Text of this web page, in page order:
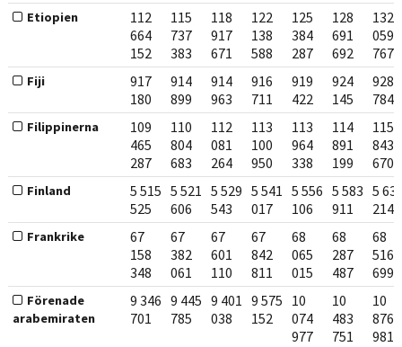
Etiopien
112
664
152
115
737
383
118
917
671
122
138
588
125
384
287
128
691
692
132
059
767
Fiji
917
180
914
899
914
963
916
711
919
422
924
145
928
784
Filippinerna
109
465
287
110
804
683
112
081
264
113
100
950
113
964
338
114
891
199
115
843
670
Finland
5 515
525
5 521
606
5 529
543
5 541
017
5 556
106
5 583
911
5
214
Frankrike
67
158
348
67
382
061
67
601
110
67
842
811
68
065
015
68
287
487
68
516
699
Förenade
arabemiraten
9 346
701
9 445
785
9 401
038
9 575
152
10
074
977
10
483
751
10
876
981